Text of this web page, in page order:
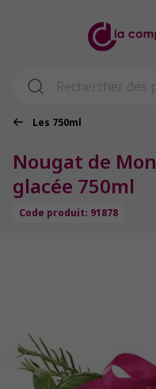
Les 750ml
Nougat de
glacée 750ml
Code produit: 91878